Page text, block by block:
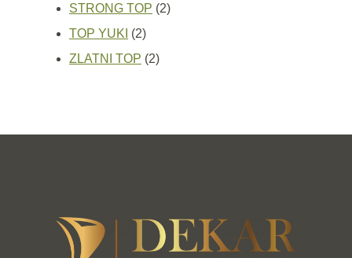
proizvoda
STRONG TOP 22
TOP YUKI 22
proizvoda
ZLATNI TOP 22